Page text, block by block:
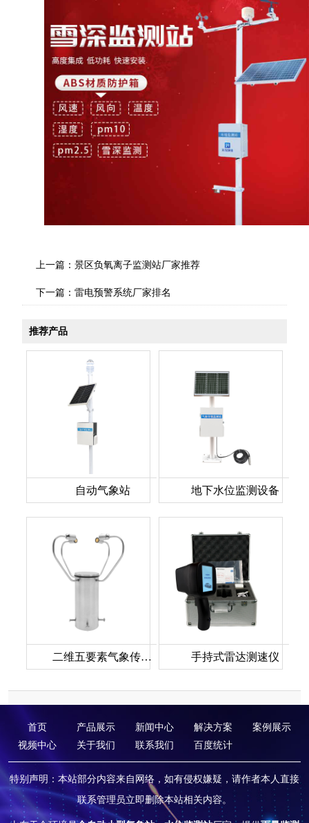
上一篇： 景区负氧离子监测站厂家推荐
下一篇： 雷电预警系统厂家排名
推荐产品
自动气象站 地下水位监测设备
二维五要素气象传感器 手持式雷达测速仪
首页 产品展示 新闻中心 解决方案
案例展示
视频中心
关于我们 联系我们 百度统计
特别声明：本站部分内容来自网络，如有侵权嫌疑，请作者本人直接
联系管理员立即删除本站相关内容。